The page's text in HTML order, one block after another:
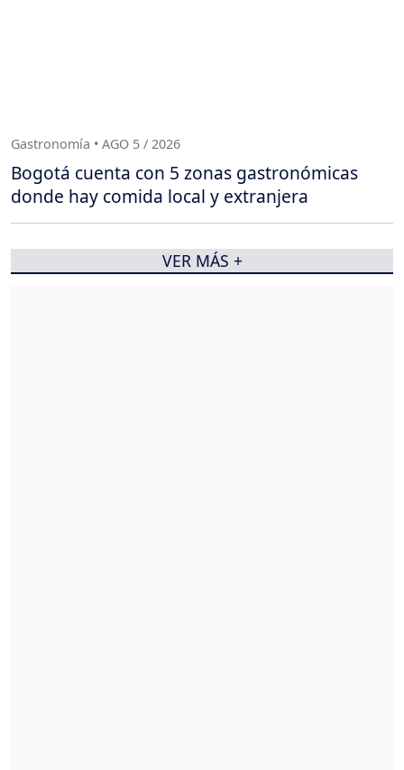
Gastronomía • AGO 5 / 2026
Bogotá cuenta con 5 zonas gastronómicas
donde hay comida local y extranjera
VER MÁS +